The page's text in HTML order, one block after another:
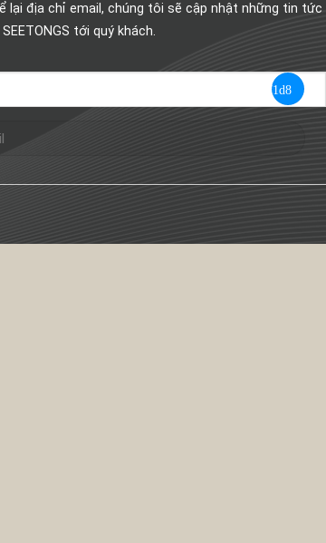
lại địa chỉ email, chúng tôi sẽ cập nhật những tin tức
tới quý khách.